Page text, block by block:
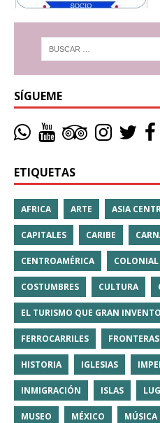
SÍGUEME
ETIQUETAS
AFRICA ARTE ASIA
CAPITALES CARIBE
CENTROAMÉRICA COLONIAL
COSTUMBRES CULTURA
EL TURISMO QUE GRAN INVENTO
FERROCARRILES FRONTERAS
HISTORIA IGLESIAS
INMIGRACIÓN ISLAS
MUSEO MÉXICO MÚSICA